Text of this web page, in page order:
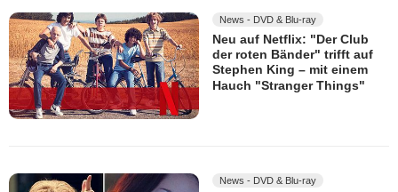
News - DVD & Blu-ray
Neu auf Netflix: "Der Club
der roten Bänder" trifft auf
Stephen King – mit einem
Hauch "Stranger Things"
News - DVD & Blu-ray